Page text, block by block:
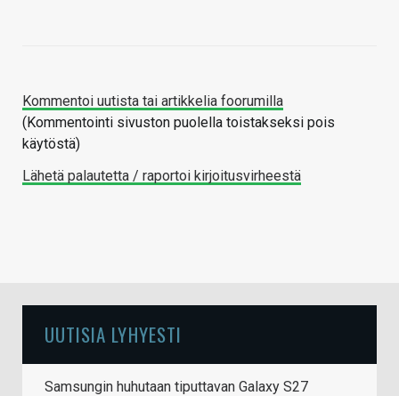
Kommentoi uutista tai artikkelia foorumilla
(Kommentointi sivuston puolella toistakseksi pois
käytöstä)
Lähetä palautetta / raportoi kirjoitusvirheestä
UUTISIA LYHYESTI
Samsungin huhutaan tiputtavan Galaxy S27